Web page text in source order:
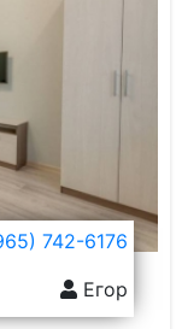
742-6176
Егор